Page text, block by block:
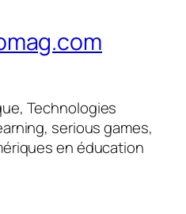
Technologies
serious games,
en éducation